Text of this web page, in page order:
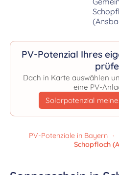
PV-Potenzial Ihres
Dach in Karte auswählen
eine PV-
Solarpotenzial
PV-Potenziale in Bayern ·
Schopfloch